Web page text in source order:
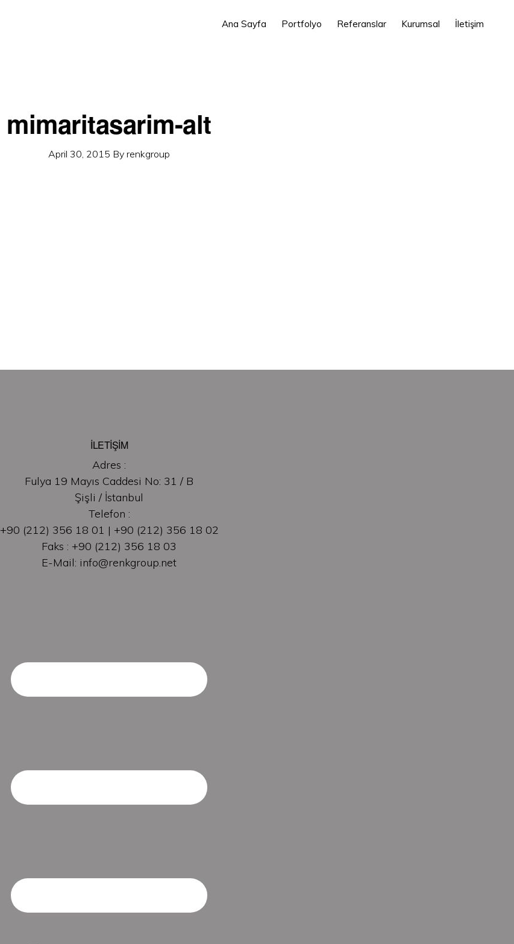
Ana Sayfa Portfolyo Referanslar Kurumsal İletişim
mimaritasarim-alt
April 30, 2015 By renkgroup
İLETİŞİM
Adres :
Fulya 19 Mayıs Caddesi No: 31 / B
Şişli / İstanbul
Telefon :
+90 (212) 356 18 01 | +90 (212) 356 18 02
Faks : +90 (212) 356 18 03
E-Mail: info@renkgroup.net